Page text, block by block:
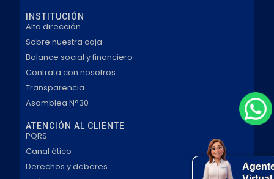
INSTITUCIÓN
Alta dirección
Sobre nuestra caja
Balance social y financiero
Contrata con nosotros
Transparencia
Asamblea N°30
ATENCIÓN AL CLIENTE
PQRS
Canal ético
Derechos y deberes